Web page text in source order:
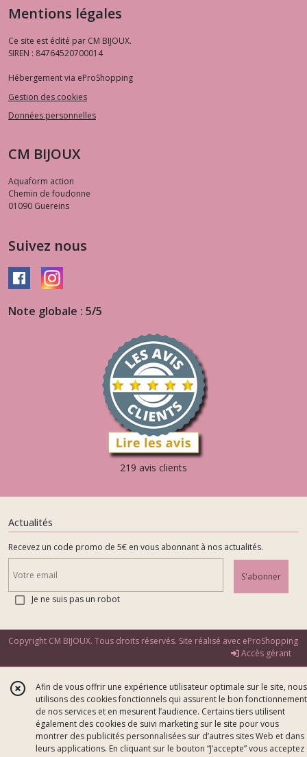
Mentions légales
Ce site est édité par CM BIJOUX.
SIREN : 84764520700014
Hébergement via eProShopping
Gestion des cookies
Données personnelles
CM BIJOUX
Aquaform action
Chemin de foudonne
01090 Guereins
Suivez nous
Note globale : 5/5
219 avis clients
Actualités
Recevez un code promo de 5€ en vous abonnant à nos actualités.
S'abonner
Je ne suis pas un robot
Copyright CM BIJOUX. Tous droits réservés. Site réalisé avec eProShopping
Accès gérant
Afin de vous offrir une expérience utilisateur optimale sur le site, nous
utilisons des cookies fonctionnels qui assurent le bon fonctionnement
de nos services et en mesurent l’audience. Certains tiers utilisent
également des cookies de suivi marketing sur le site pour vous
montrer des publicités personnalisées sur d’autres sites Web et dans
leurs applications. En cliquant sur le bouton “J’accepte” vous acceptez